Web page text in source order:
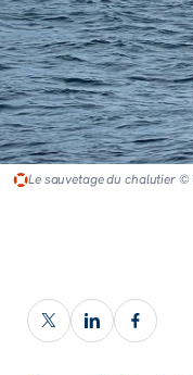
Le sauvetage du chalutier ©